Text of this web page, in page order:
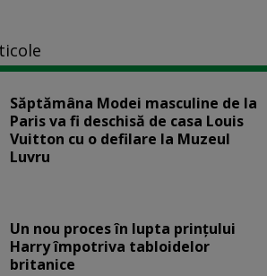
Săptămâna Modei masculine de la
Paris va fi deschisă de casa Louis
Vuitton cu o defilare la Muzeul
Luvru
Un nou proces în lupta prinţului
Harry împotriva tabloidelor
britanice